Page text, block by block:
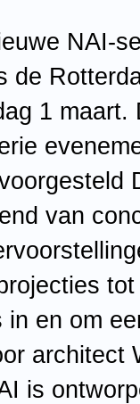
NAI-
de
1 maart.
van
in en om
architect
is